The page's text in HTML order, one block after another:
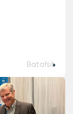
Batafsil